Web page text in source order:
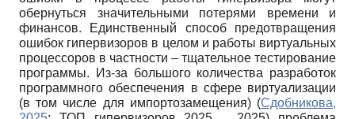
обернуться значительными потерями времени и
финансов. Единственный способ предотвращения
ошибок гипервизоров в целом и работы виртуальных
процессоров в частности – тщательное тестирование
программы. Из-за большого количества разработок
программного обеспечения в сфере виртуализации
(в том числе для импортозамещения) (Сдобникова,